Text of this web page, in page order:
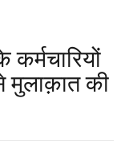
मुलाक़ात की